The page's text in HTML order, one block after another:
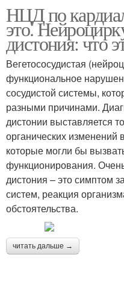
НЦД по
это.
дистония: что
Вегетососудистая
функциональное
сосудистой системы,
разными причинами.
дистонии выставляется
органических
которые могли бы
функционирования.
дистония – это симптом
систем, реакция
обстоятельства.
читать дальше →